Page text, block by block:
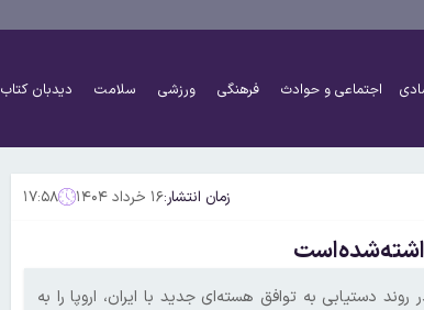
اجتماعی و حوادث فرهنگی ورزشی سلامت دیدبان کتاب
زمان انتشار:۱۶ خرداد ۱۴۰۴ ۱۷:۵۸
دستیابی به توافق هسته‌ای جدید با ایران، اروپا را به